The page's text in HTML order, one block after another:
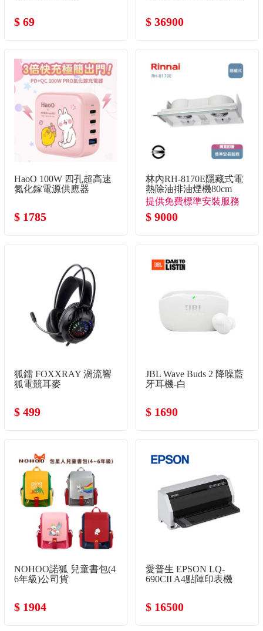
$ 69 $ 36900
HaoO 100W 四孔超高速
氮化鎵電源供應器
$ 1785
林內RH-8170E隱藏式電
熱除油排油煙機80cm
提供免費標準安裝服務
$ 9000
狐鐳 FOXXRAY 渦流響
狐電競耳麥
$ 499
JBL Wave Buds 2 降噪藍
牙耳機-白
$ 1690
NOHOO諾狐 兒童書包(4
6年級)公司貨
$ 1904
愛普生 EPSON LQ-
690CII A4點陣印表機
$ 16500